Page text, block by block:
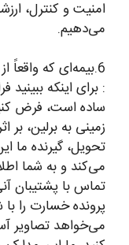
امنیت و کنترل،
می‌دهیم.
6.بیمه‌ای که
: برای اینکه
زمینی به برلین،
تحویل، گیرنده
می‌کند و به شما
تماس با پشتیبان
پرونده خسارت را
می‌خواهد تصاویر